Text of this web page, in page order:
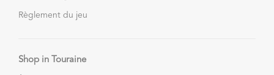
Règlement du jeu
Shop in Touraine